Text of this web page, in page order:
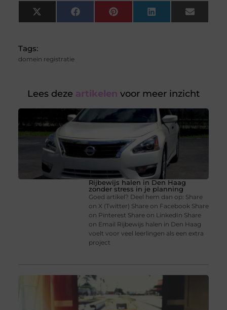
X
(Twitter)
FacebookPinterest LinkedIn Email
Tags:
domein registratie
Lees deze artikelen voor meer inzicht
Rijbewijs halen in Den Haag
zonder stress in je planning
Goed artikel? Deel hem dan op: Share
on X (Twitter) Share on Facebook Share
on Pinterest Share on LinkedIn Share
on Email Rijbewijs halen in Den Haag
voelt voor veel leerlingen als een extra
project